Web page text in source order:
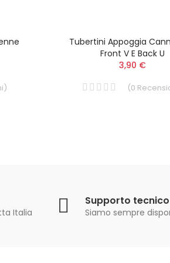
)
Tubertini Appoggia
Front V E Back U
3,90 €
(0
Italia
Supporto tecnico
Siamo sempre